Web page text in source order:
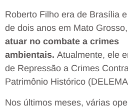
Roberto Filho era de Brasília
de dois anos em Mato
atuar no combate a crimes
ambientais. Atualmente, ele
de Repressão a Crimes
Patrimônio Histórico
Nos últimos meses, várias